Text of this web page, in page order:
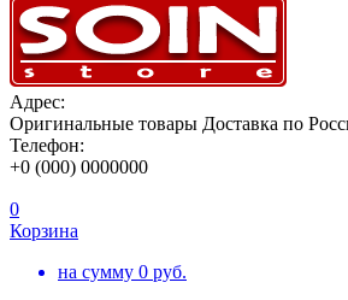
Адрес:
Оригинальные товары Доставка по
Телефон:
+0 (000) 0000000
0
Корзина
на сумму 0 руб.